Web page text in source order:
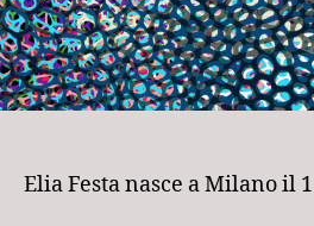
Elia Festa nasce a Milano il